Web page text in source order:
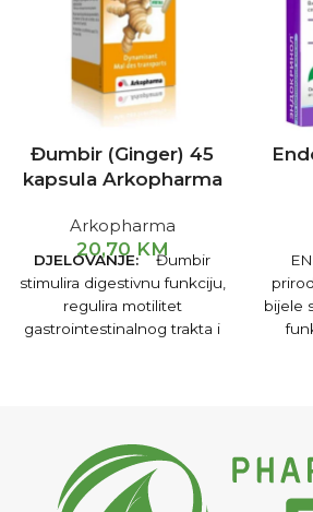
Đumbir (Ginger) 45
kapsula Arkopharma
Arkopharma
20,70 KM
DJELOVANJE:Đumbir
stimulira digestivnu funkciju,
regulira motilitet
gastrointestinalnog trakta i
UPUTSTVO:Uzmite 1-2
kapsule dva puta na dan sa
velikom čašom vode,
bijele